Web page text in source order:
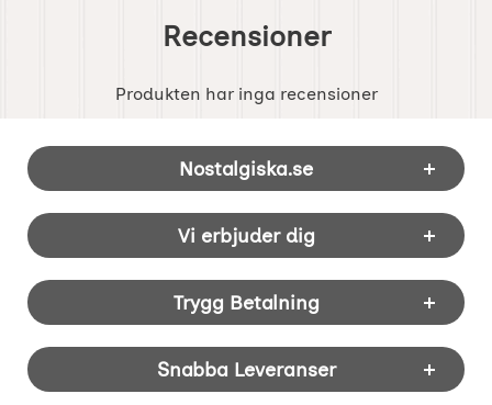
Recensioner
Produkten har inga recensioner
Sidfot Blandad info och länkar
Nostalgiska.se
Vi erbjuder dig
Trygg Betalning
Snabba Leveranser